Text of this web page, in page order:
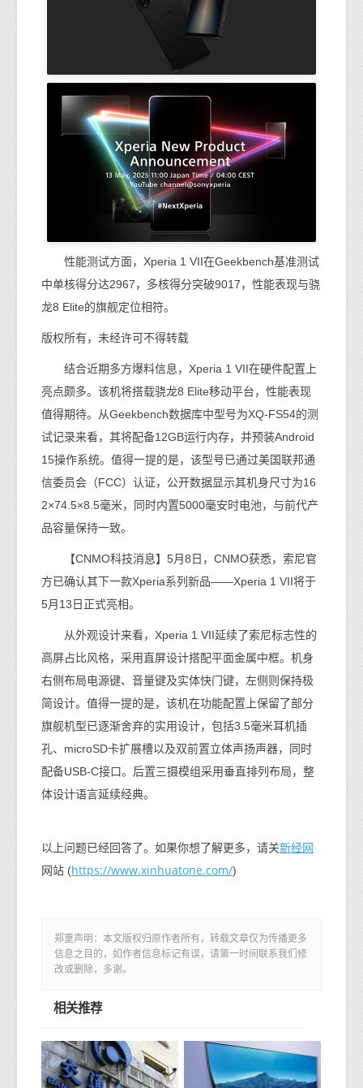
性能测试方面，Xperia 1 VII在Geekbench基准测试
中单核得分达2967，多核得分突破9017，性能表现与骁
龙8 Elite的旗舰定位相符。
版权所有，未经许可不得转载
结合近期多方爆料信息，Xperia 1 VII在硬件配置上
亮点颇多。该机将搭载骁龙8 Elite移动平台，性能表现
值得期待。从Geekbench数据库中型号为XQ-FS54的测
试记录来看，其将配备12GB运行内存，并预装Android
15操作系统。值得一提的是，该型号已通过美国联邦通
信委员会（FCC）认证，公开数据显示其机身尺寸为16
2×74.5×8.5毫米，同时内置5000毫安时电池，与前代产
品容量保持一致。
【CNMO科技消息】5月8日，CNMO获悉，索尼官
方已确认其下一款Xperia系列新品——Xperia 1 VII将于
5月13日正式亮相。
从外观设计来看，Xperia 1 VII延续了索尼标志性的
高屏占比风格，采用直屏设计搭配平面金属中框。机身
右侧布局电源键、音量键及实体快门键，左侧则保持极
简设计。值得一提的是，该机在功能配置上保留了部分
旗舰机型已逐渐舍弃的实用设计，包括3.5毫米耳机插
孔、microSD卡扩展槽以及双前置立体声扬声器，同时
配备USB-C接口。后置三摄模组采用垂直排列布局，整
体设计语言延续经典。
以上问题已经回答了。如果你想了解更多，请关新经网
网站 (https://www.xinhuatone.com/)
郑重声明：本文版权归原作者所有，转载文章仅为传播更多
信息之目的，如作者信息标记有误，请第一时间联系我们修
改或删除，多谢。
相关推荐